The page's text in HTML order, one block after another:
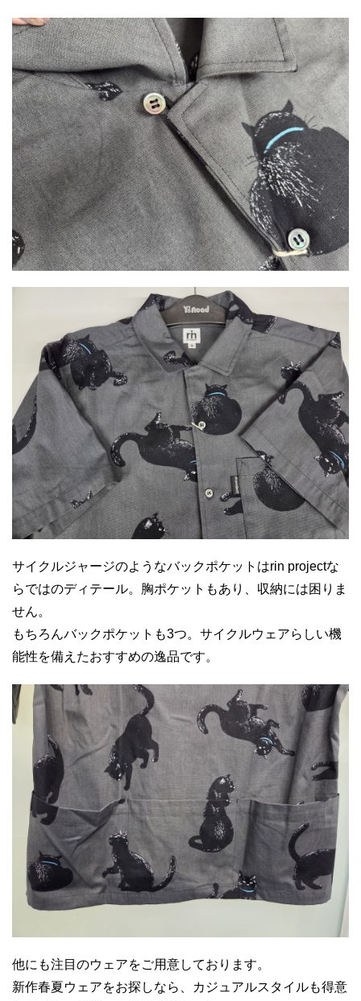
サイクルジャージのようなバックポケットはrin projectな
らではのディテール。胸ポケットもあり、収納には困りま
せん。
もちろんバックポケットも3つ。サイクルウェアらしい機
能性を備えたおすすめの逸品です。
他にも注目のウェアをご用意しております。
新作春夏ウェアをお探しなら、カジュアルスタイルも得意